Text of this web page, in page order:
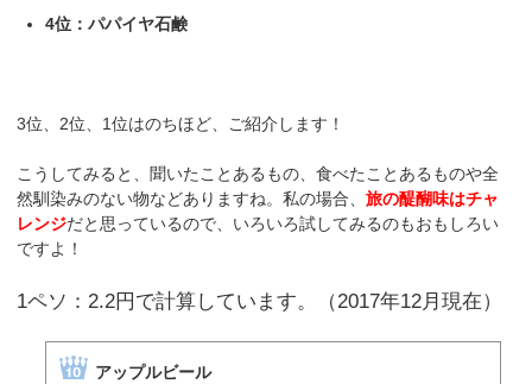
4位：パパイヤ石鹸
3位、2位、1位はのちほど、ご紹介します！
こうしてみると、聞いたことあるもの、食べたことあるものや全
然馴染みのない物などありますね。私の場合、旅の醍醐味はチャ
レンジだと思っているので、いろいろ試してみるのもおもしろい
ですよ！
1ペソ：2.2円で計算しています。（2017年12月現在）
アップルビール